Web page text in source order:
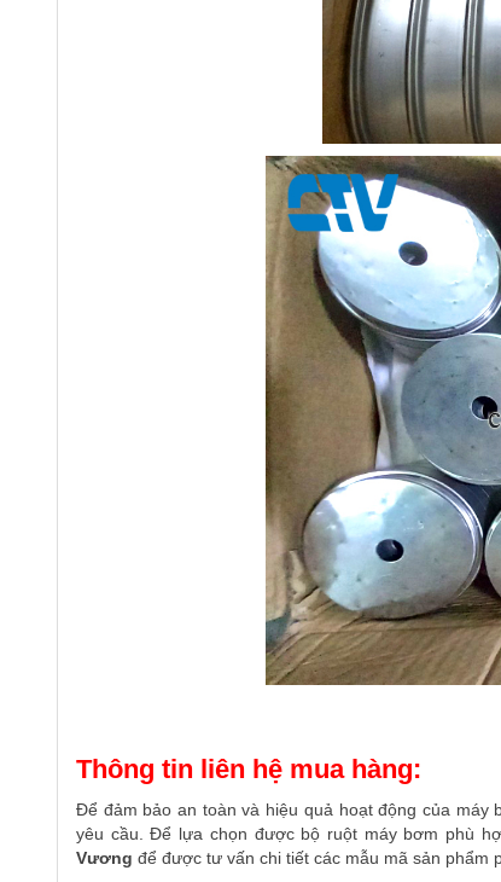
Thông tin liên hệ mua hàng:
Để đảm bảo an toàn và hiệu quả hoạt động của
yêu cầu. Để lựa chọn được bộ ruột máy bơm phù
Vương để được tư vấn chi tiết các mẫu mã sản phẩm